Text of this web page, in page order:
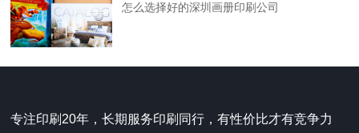
怎么选择好的深圳画册印刷公司
专注印刷20年，长期服务印刷同行，有性价比才有竞争力